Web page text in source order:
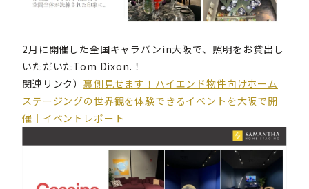
2月に開催した全国キャラバンin大阪で、照明をお貸出し
いただいたTom Dixon.！
関連リンク）裏側見せます！ハイエンド物件向けホーム
ステージングの世界観を体験できるイベントを大阪で開
催｜イベントレポート